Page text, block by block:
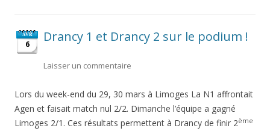
AVR
6 Drancy 1 et Drancy 2 sur le podium !
Laisser un commentaire
Lors du week-end du 29, 30 mars à Limoges La N1 affrontait
Agen et faisait match nul 2/2. Dimanche l’équipe a gagné
Limoges 2/1. Ces résultats permettent à Drancy de finir 2ème